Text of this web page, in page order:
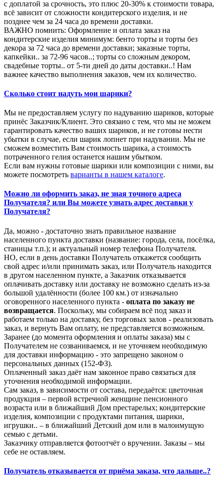
с доплатой за срочность, это плюс 20-30% к стоимости товара,
всё зависит от сложности кондитерского изделия, и не
позднее чем за 24 часа до времени доставки.
ВАЖНО помнить: Оформление и оплата заказ на
кондитерские изделия минимум: бенто торты и торты без
декора за 72 часа до времени доставки; заказные торты,
капкейки.. за 72-96 часов..; торты со сложным декором,
свадебные торты.. от 5-ти дней до даты доставки..! Нам
важнее качество выполнения заказов, чем их количество.
Сколько стоит надуть мои шарики?
Мы не предоставляем услугу по надуванию шариков, которые
принёс Заказчик/Клиент. Это связано с тем, что мы не можем
гарантировать качество ваших шариков, и не готовы нести
убытки в случае, если шарик лопнет при надувании. Мы не
сможем возместить Вам стоимость шарика, а стоимость
потраченного гелия останется нашим убытком.
Если вам нужны готовые шарики или композиции с ними, вы
можете посмотреть варианты в нашем каталоге.
Можно ли оформить заказ, не зная точного адреса
Получателя? или Вы можете узнать адрес доставки у
Получателя?
Да, можно - достаточно знать правильное название
населенного пункта доставки (название: города, села, посёлка,
станицы т.п.); и актуальный номер телефона Получателя.
НО, если в день доставки Получатель откажется сообщить
свой адрес и/или принимать заказ, или Получатель находится
в другом населенном пункте, а Заказчик отказывается
оплачивать доставку или доставку не возможно сделать из-за
большой удалённости (более 100 км.) от изначально
оговоренного населенного пункта - оплата по заказу не
возвращается. Поскольку, мы собираем всё под заказ и
работаем только на доставку, без торговых залов - реализовать
заказ, и вернуть Вам оплату, не представляется возможным.
Заранее (до момента оформления и оплаты заказа) мы с
Получателем не созваниваемся, и не уточняем необходимую
для доставки информацию - это запрещено законом о
персональных данных (152-ФЗ).
Оплаченный заказ даёт нам законное право связаться для
уточнения необходимой информации.
Сам заказ, в зависимости от состава, передаётся: цветочная
продукция – первой встречной женщине пенсионного
возраста или в ближайший Дом престарелых; кондитерские
изделия, композиции с продуктами питания, шарики,
игрушки.. – в ближайший Детский дом или в малоимущую
семью с детьми.
Заказчику отправляется фотоотчёт о вручении. Заказы – мы
себе не оставляем.
Получатель отказывается от приёма заказа, что дальше..?